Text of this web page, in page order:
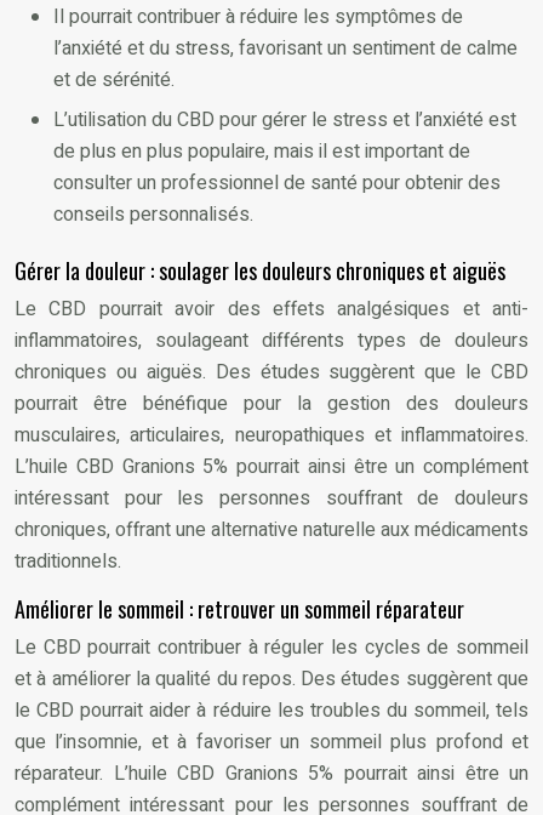
Il pourrait contribuer à réduire les symptômes de
l’anxiété et du stress, favorisant un sentiment de calme
et de sérénité.
L’utilisation du CBD pour gérer le stress et l’anxiété est
de plus en plus populaire, mais il est important de
consulter un professionnel de santé pour obtenir des
conseils personnalisés.
Gérer la douleur : soulager les douleurs chroniques et aiguës
Le CBD pourrait avoir des effets analgésiques et anti-
inflammatoires, soulageant différents types de douleurs
chroniques ou aiguës. Des études suggèrent que le CBD
pourrait être bénéfique pour la gestion des douleurs
musculaires, articulaires, neuropathiques et inflammatoires.
L’huile CBD Granions 5% pourrait ainsi être un complément
intéressant pour les personnes souffrant de douleurs
chroniques, offrant une alternative naturelle aux médicaments
traditionnels.
Améliorer le sommeil : retrouver un sommeil réparateur
Le CBD pourrait contribuer à réguler les cycles de sommeil
et à améliorer la qualité du repos. Des études suggèrent que
le CBD pourrait aider à réduire les troubles du sommeil, tels
que l’insomnie, et à favoriser un sommeil plus profond et
réparateur. L’huile CBD Granions 5% pourrait ainsi être un
complément intéressant pour les personnes souffrant de